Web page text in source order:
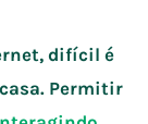
difícil é
Permitir